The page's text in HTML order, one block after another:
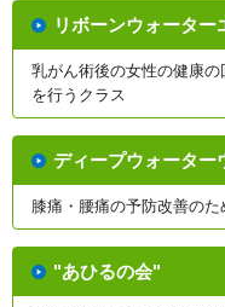
リボーンウォータ
乳がん術後の女性の健康
を行うクラス
ディープウォーター
膝痛・腰痛の予防改善の
"あひるの会"